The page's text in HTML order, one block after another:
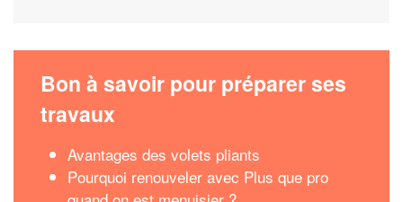
Bon à savoir pour préparer ses
travaux
Avantages des volets pliants
Pourquoi renouveler avec Plus que pro